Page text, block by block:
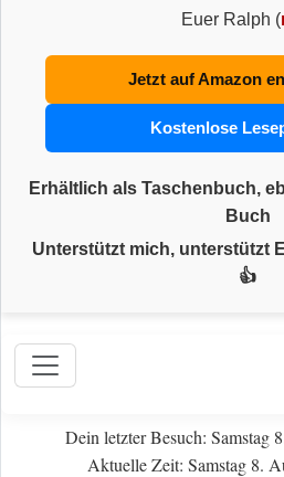
Euer Ralph (
Jetzt auf Amazon
Kostenlose
Erhältlich als Taschenbuch,
Buch
Unterstützt mich, unterstützt
👍
Dein letzter Besuch: Samstag
Aktuelle Zeit: Samstag 8.